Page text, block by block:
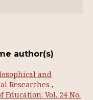
author(s)
and
Researches ,
Vol. 24 No.